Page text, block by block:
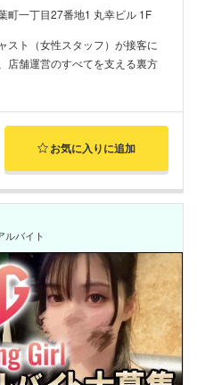
町一丁目27番地1 丸幸ビル 1F
スト（女性スタッフ）が接客に
店舗運営のすべてを支える裏方
お気に入りに追加
ルバイト